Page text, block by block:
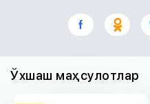
Ўхшаш маҳсулотлар